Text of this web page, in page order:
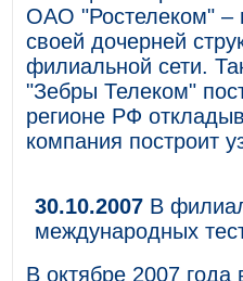
ОАО "Ростелеком" –
своей дочерней
филиальной сети.
"Зебры Телеком"
регионе РФ
компания построит
30.10.2007 В
международных
В октябре 2007